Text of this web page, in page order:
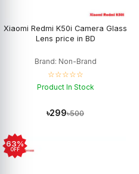
Xiaomi Redmi K50i Camera Glass
Lens price in BD
Brand: Non-Brand
☆☆☆☆☆
Product In Stock
৳299৳500
63%
OFF